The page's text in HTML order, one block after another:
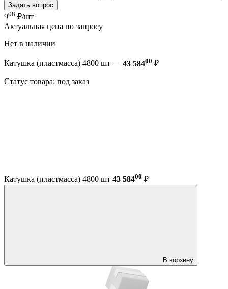
Задать вопрос
908 ₽/шт
Актуальная цена по запросу
Нет в наличии
Катушка (пластмасса) 4800 шт — 43 58400 ₽
Статус товара: под заказ
Катушка (пластмасса) 4800 шт 43 58400 ₽
В корзину